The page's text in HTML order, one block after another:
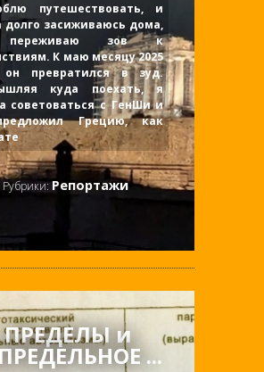
путешествовать, и
долго засиживаюсь дома,
зов к
К маю месяцу 2025
он превратился в зуд.
куда поехать, я
советоваться с ГенШи и
Грецию, как
Рубрики:Репортажи
и
...